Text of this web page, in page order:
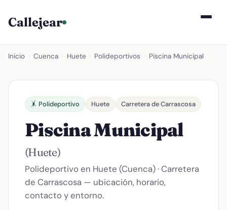
Callejear
Inicio Cuenca Huete Polideportivos Piscina Municipal
🤸 Polideportivo Huete Carretera de Carrascosa
Piscina Municipal
(Huete)
Polideportivo en Huete (Cuenca) · Carretera
de Carrascosa — ubicación, horario,
contacto y entorno.